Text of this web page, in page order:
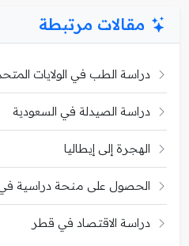
مقالات مرتبطة
دراسة الطب في الولايات المتحدة بـ 7
دراسة الصيدلة في السعودية
الهجرة إلى إيطاليا
الحصول على منحة دراسية في
دراسة الاقتصاد في قطر